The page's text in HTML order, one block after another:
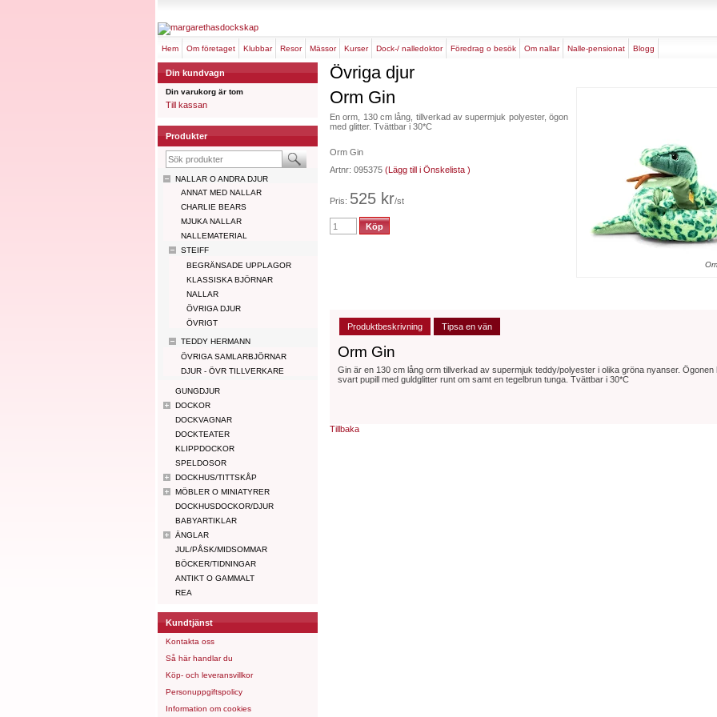
hem om företaget klubbar resor mässor kurser dock-/ nalledoktor föredrag o besök om nallar nalle-pensionat blogg
Din kundvagn
Din varukorg är tom
Till kassan
Produkter
NALLAR O ANDRA DJUR
ANNAT MED NALLAR
CHARLIE BEARS
MJUKA NALLAR
NALLEMATERIAL
STEIFF
BEGRÄNSADE UPPLAGOR
KLASSISKA BJÖRNAR
NALLAR
ÖVRIGA DJUR
ÖVRIGT
TEDDY HERMANN
ÖVRIGA SAMLARBJÖRNAR
DJUR - ÖVR TILLVERKARE
GUNGDJUR
DOCKOR
DOCKVAGNAR
DOCKTEATER
KLIPPDOCKOR
SPELDOSOR
DOCKHUS/TITTSKÅP
MÖBLER O MINIATYRER
DOCKHUSDOCKOR/DJUR
BABYARTIKLAR
ÄNGLAR
JUL/PÅSK/MIDSOMMAR
BÖCKER/TIDNINGAR
ANTIKT O GAMMALT
REA
Kundtjänst
Kontakta oss
Så här handlar du
Köp- och leveransvillkor
Personuppgiftspolicy
Information om cookies
Övriga djur
Orm Gin
En orm, 130 cm lång, tillverkad av supermjuk polyester, ögon
med glitter. Tvättbar i 30*C
Orm Gin
Artnr: 095375 (Lägg till i Önskelista )
Pris: 525 kr/st
Produktbeskrivning Tipsa en vän
Orm Gin
Gin är en 130 cm lång orm tillverkad av supermjuk teddy/polyester i olika gröna nyanser. Ögonen
svart pupill med guldglitter runt om samt en tegelbrun tunga. Tvättbar i 30*C
Tillbaka